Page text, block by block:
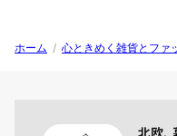
ホーム / 心ときめく雑貨とファ